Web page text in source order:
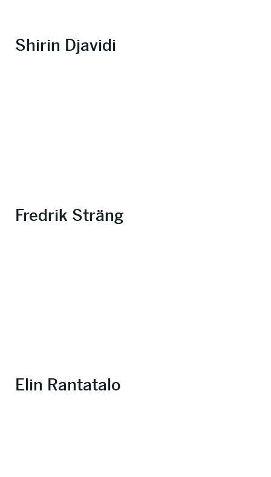
Shirin Djavidi
Fredrik Sträng
Elin Rantatalo